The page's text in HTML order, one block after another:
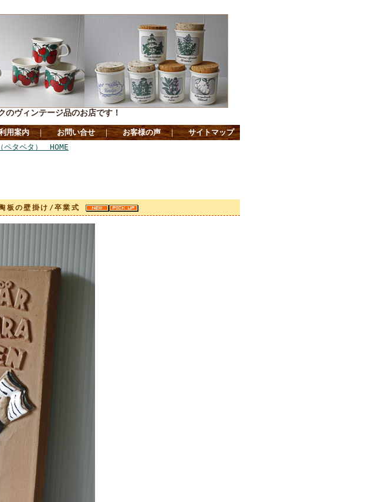
のヴィンテージ品のお店です！
用案内 ｜ お問い合せ ｜ お客様の声 ｜ サイトマップ
ペタペタ） HOME
の壁掛け/卒業式